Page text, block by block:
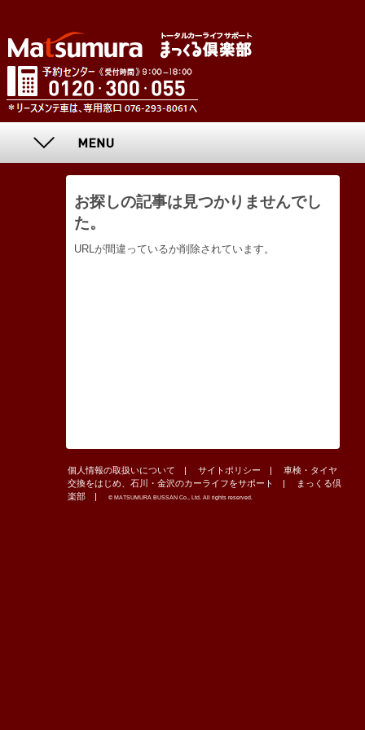
お探しの記事は見つかりませんでし
た。
URLが間違っているか削除されています。
個人情報の取扱いについて サイトポリシー
車検・タイヤ
交換をはじめ、石川・金沢のカーライフをサポート
まっくる倶
楽部
© MATSUMURA BUSSAN Co., Ltd. All rights reserved.